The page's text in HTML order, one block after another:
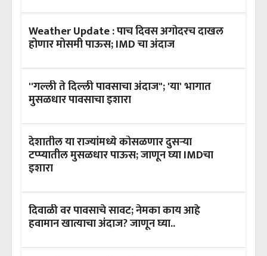
Weather Update : पाच दिवस अगोदरच दाखल
होणार मोसमी पाऊस; IMD चा अंदाज
''गल्ली ते दिल्ली पावसाचा अंदाज"; 'या' भागात
मुसळधार पावसाचा इशारा
देशातील या राज्यांमध्ये कोसळणार दुसऱ्या
टप्प्यातील मुसळधार पाऊस; जाणून घ्या IMDचा
इशारा
दिवाळी वर पावसाचे सावट; नेमका काय आहे
हवामान खात्याचा अंदाज? जाणून घ्या..